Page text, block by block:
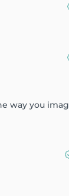
way you